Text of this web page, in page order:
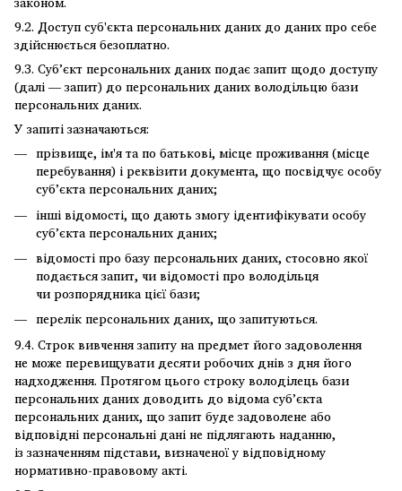
9.2. Доступ суб'єкта персональних даних до даних про себе
здійснюється безоплатно.
9.3. Суб’єкт персональних даних подає запит щодо доступу
(далі — запит) до персональних даних володільцю бази
персональних даних.
У запиті зазначаються:
прізвище, ім'я та по батькові, місце проживання (місце
перебування) і реквізити документа, що посвідчує особу
суб’єкта персональних даних;
інші відомості, що дають змогу ідентифікувати особу
суб’єкта персональних даних;
відомості про базу персональних даних, стосовно якої
подається запит, чи відомості про володільця
чи розпорядника цієї бази;
перелік персональних даних, що запитуються.
9.4. Строк вивчення запиту на предмет його задоволення
не може перевищувати десяти робочих днів з дня його
надходження. Протягом цього строку володілець бази
персональних даних доводить до відома суб’єкта
персональних даних, що запит буде задоволене або
відповідні персональні дані не підлягають наданню,
із зазначенням підстави, визначеної у відповідному
нормативно-правовому акті.